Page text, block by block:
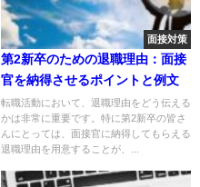
面接対策
第2新卒のための退職理由：面接
官を納得させるポイントと例文
転職活動において、退職理由をどう伝える
かは非常に重要です。特に第2新卒の皆さ
んにとっては、面接官に納得してもらえる
退職理由を用意することが、...